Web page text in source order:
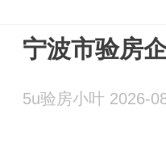
宁波市验房
5u验房小叶 2026-